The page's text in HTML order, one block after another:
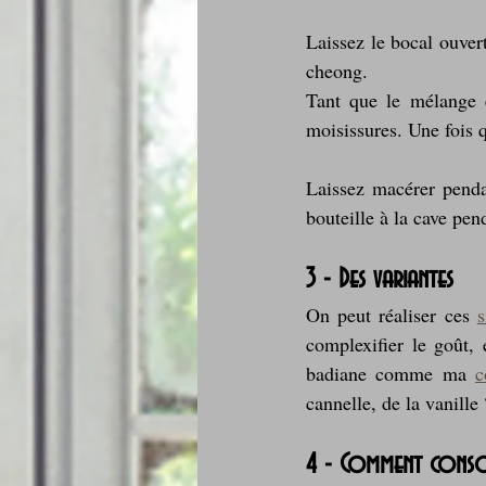
Laissez le bocal
cheong.
Tant que le
moisissures. Une fois
Laissez macérer
bouteille à la cave
3 - Des variantes
On peut réaliser ces
complexifier le goût,
badiane comme ma
cannelle, de la vanille
4 - Comment